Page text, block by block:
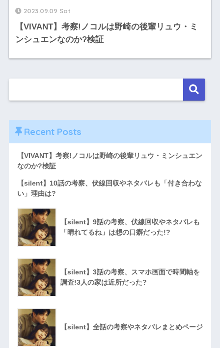
2023.09.09 Sat
【VIVANT】考察!ノコルは野崎の後輩リュウ・ミ
ンシュエンなのか?検証
Recent Posts
【VIVANT】考察!ノコルは野崎の後輩リュウ・ミンシュエン
なのか?検証
【silent】10話の考察、伏線回収やネタバレも「付き合わな
い」理由は?
【silent】9話の考察、伏線回収やネタバレも
「晴れてるね」は想の口癖だった!?
【silent】3話の考察、スマホ画面で時間軸を
調査!3人の家は近所だった?
【silent】全話の考察やネタバレまとめページ